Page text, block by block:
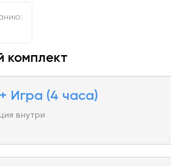
комплект
Игра (4 часа)
внутри